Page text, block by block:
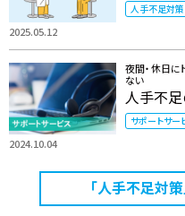
2025.05.12
人手不足対策
2024.10.04
夜間・休日に
ない
人手不足
サポートサー
「人手不足対